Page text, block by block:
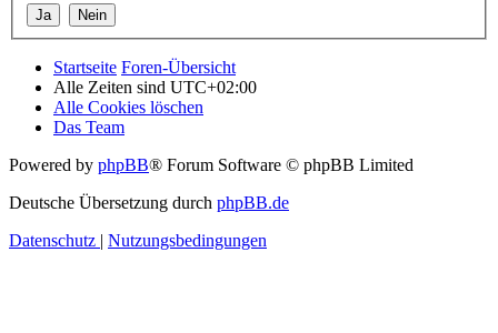
Startseite Foren-Übersicht
Alle Zeiten sind UTC+02:00
Alle Cookies löschen
Das Team
Powered by phpBB® Forum Software © phpBB Limited
Deutsche Übersetzung durch phpBB.de
Datenschutz | Nutzungsbedingungen